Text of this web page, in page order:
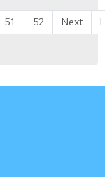
51 52 Next